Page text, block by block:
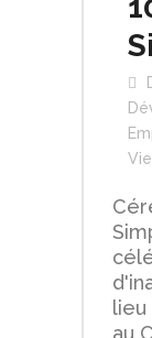
Vie
lieu
au